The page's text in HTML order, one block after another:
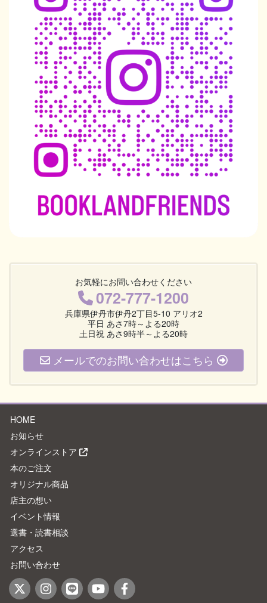
お気軽にお問い合わせください
072-777-1200
兵庫県伊丹市伊丹2丁目5-10 アリオ2
平日 あさ7時～よる20時
土日祝 あさ9時半～よる20時
メールでのお問い合わせはこちら
HOME
お知らせ
オンラインストア
本のご注文
オリジナル商品
店主の想い
イベント情報
選書・読書相談
アクセス
お問い合わせ